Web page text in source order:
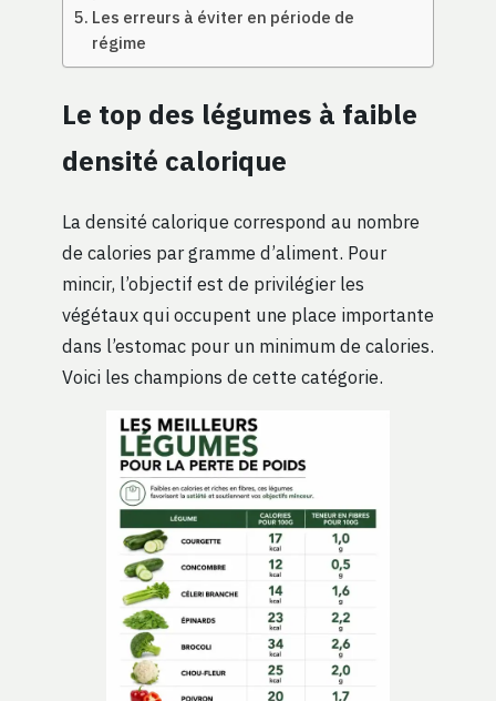
Les erreurs à éviter en période de
régime
Le top des légumes à faible
densité calorique
La densité calorique correspond au nombre
de calories par gramme d’aliment. Pour
mincir, l’objectif est de privilégier les
végétaux qui occupent une place importante
dans l’estomac pour un minimum de calories.
Voici les champions de cette catégorie.